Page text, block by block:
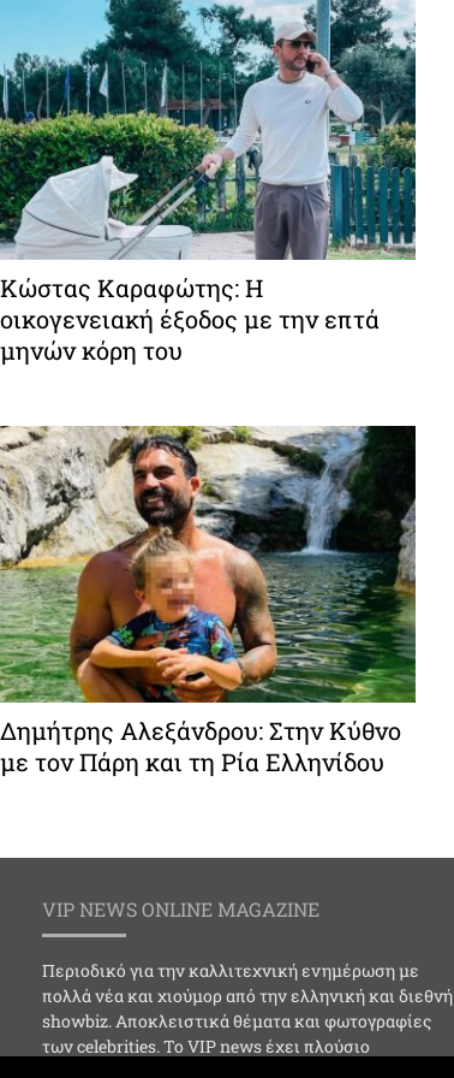
Κώστας Καραφώτης: Η
οικογενειακή έξοδος με την επτά
μηνών κόρη του
Δημήτρης Αλεξάνδρου: Στην Κύθνο
με τον Πάρη και τη Ρία Ελληνίδου
VIP NEWS ONLINE MAGAZINE
Περιοδικό για την καλλιτεχνική ενημέρωση με
πολλά νέα και χιούμορ από την ελληνική και διεθνή
showbiz. Αποκλειστικά θέματα και φωτογραφίες
των celebrities. Το VIP news έχει πλούσιο